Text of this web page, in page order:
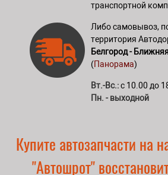
транспортной
Либо самовывоз,
территория
Белгород -
(Панорама)
Вт.-Вс.:с 10.00 до
Пн. - выходной
Купите автозапчасти на
"Автошрот"